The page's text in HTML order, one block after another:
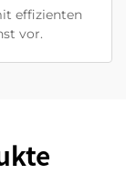
effizienten
vor.